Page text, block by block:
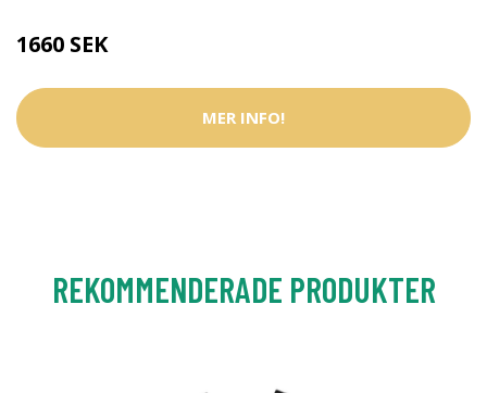
1660 SEK
MER INFO!
REKOMMENDERADE PRODUKTER